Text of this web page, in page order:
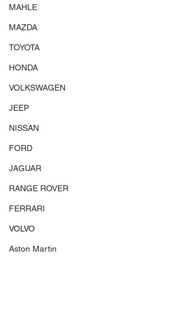
MAHLE
MAZDA
TOYOTA
HONDA
VOLKSWAGEN
JEEP
NISSAN
FORD
JAGUAR
RANGE ROVER
FERRARI
VOLVO
Aston Martin